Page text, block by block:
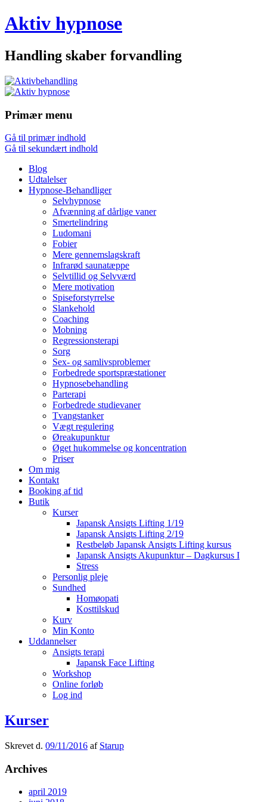
Aktiv hypnose
Handling skaber forvandling
Primær menu
Gå til primær indhold
Gå til sekundært indhold
Blog
Udtalelser
Hypnose-Behandliger
Selvhypnose
Afvænning af dårlige vaner
Smertelindring
Ludomani
Fobier
Mere gennemslagskraft
Infrarød saunatæppe
Selvtillid og Selvværd
Mere motivation
Spiseforstyrrelse
Slankehold
Coaching
Mobning
Regressionsterapi
Sorg
Sex- og samlivsproblemer
Forbedrede sportspræstationer
Hypnosebehandling
Parterapi
Forbedrede studievaner
Tvangstanker
Vægt regulering
Øreakupunktur
Øget hukommelse og koncentration
Priser
Om mig
Kontakt
Booking af tid
Butik
Kurser
Japansk Ansigts Lifting 1/19
Japansk Ansigts Lifting 2/19
Restbeløb Japansk Ansigts Lifting kursus
Japansk Ansigts Akupunktur – Dagkursus I
Stress
Personlig pleje
Sundhed
Homøopati
Kosttilskud
Kurv
Min Konto
Uddannelser
Ansigts terapi
Japansk Face Lifting
Workshop
Online forløb
Log ind
Kurser
Skrevet d. 09/11/2016 af Starup
Archives
april 2019